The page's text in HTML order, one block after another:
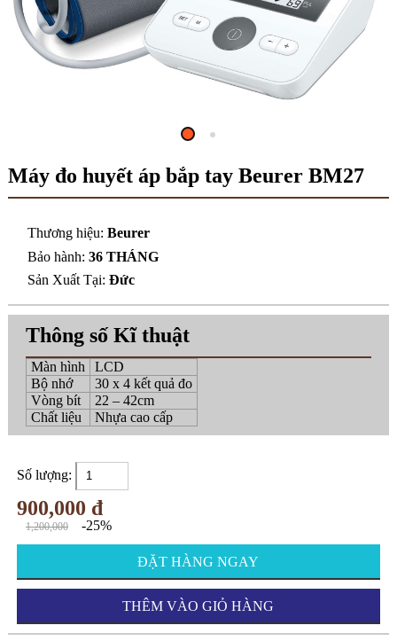
Máy đo huyết áp bắp tay Beurer BM27
Thương hiệu:Beurer
Bảo hành:36 THÁNG
Sản Xuất Tại:Đức
Thông số Kĩ thuật
Màn hình
LCD
Bộ nhớ
30 x 4 kết quả đo
Vòng bít
22 – 42cm
Chất liệu
Nhựa cao cấp
Số lượng:
900,000 đ
1,200,000 -25%
ĐẶT HÀNG NGAY
THÊM VÀO GIỎ HÀNG